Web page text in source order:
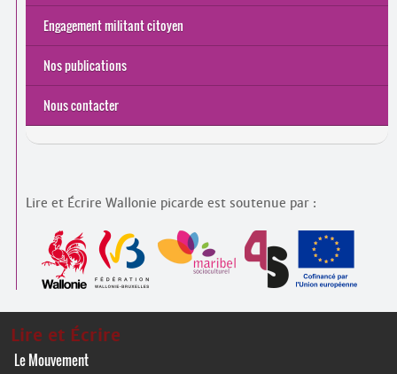
Engagement militant citoyen
Nos publications
Nous contacter
Lire et Écrire Wallonie picarde est soutenue par :
Lire et Écrire
Le Mouvement